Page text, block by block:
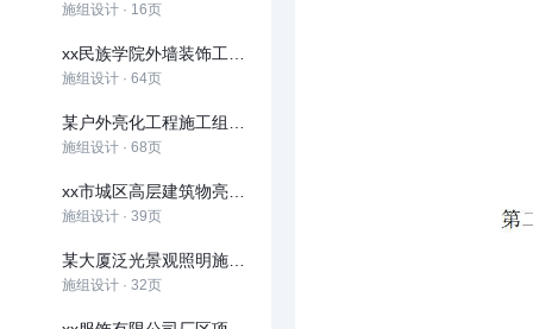
施组设计 · 16页
施组设计 · 64页
施组设计 · 68页
施组设计 · 39页
施组设计 · 32页